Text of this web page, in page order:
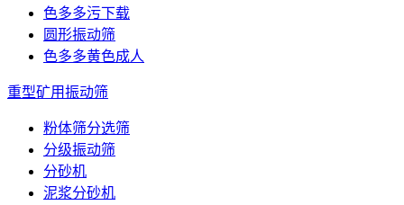
色多多污下载
圆形振动筛
色多多黄色成人
重型矿用振动筛
粉体筛分选筛
分级振动筛
分砂机
泥浆分砂机